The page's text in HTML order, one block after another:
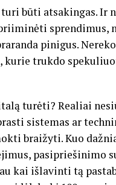
būti atsakingas. Ir
sprendimus,
pinigus.
kurie trukdo
turėti? Realiai
sistemas ar
braižyti. Kuo
pasipriešinimo
kai išlavinti tą